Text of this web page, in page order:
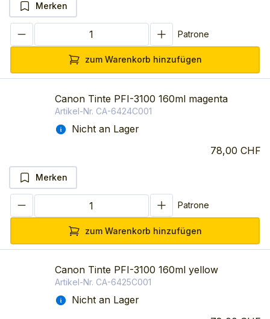
Merken
Patrone
zum Warenkorb hinzufügen
Canon Tinte PFI-3100 160ml magenta
Artikel-Nr. CA-6424C001
Nicht an Lager
78,00 CHF
Merken
Patrone
zum Warenkorb hinzufügen
Canon Tinte PFI-3100 160ml yellow
Artikel-Nr. CA-6425C001
Nicht an Lager